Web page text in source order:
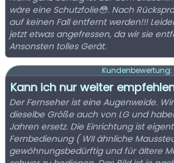
wäre eine Schutzfolie😳. Nach
auf keinen Fall entfernt werden!!!
jetzt etwas angefressen, da wir sie
Ansonsten tolles Gerät.
Kundenbewertung:
Kann ich nur weiter
Der Fernseher ist eine Augenweide.
dieselbe Größe auch von LG und
Jahren ersetz. Die Einrichtung ist
Fernbedienung ( WII ähnliche
gewöhnungsbedürftig und für ältere